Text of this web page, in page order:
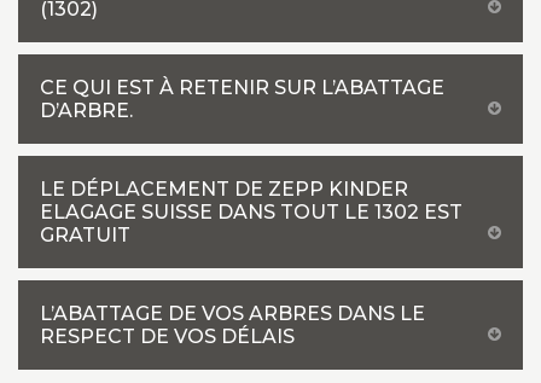
(1302)
CE QUI EST À RETENIR SUR L’ABATTAGE
D’ARBRE.
LE DÉPLACEMENT DE ZEPP KINDER
ELAGAGE SUISSE DANS TOUT LE 1302 EST
GRATUIT
L’ABATTAGE DE VOS ARBRES DANS LE
RESPECT DE VOS DÉLAIS